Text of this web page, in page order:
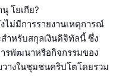
โยเกีย?
ไม่มีการรายงานเหตุการณ์
ำหรับสกุลเงินดิจิทัลนี้ ซึ่ง
รพัฒนาหรือกิจกรรมของ
างในชุมชนคริปโตโดยรวม